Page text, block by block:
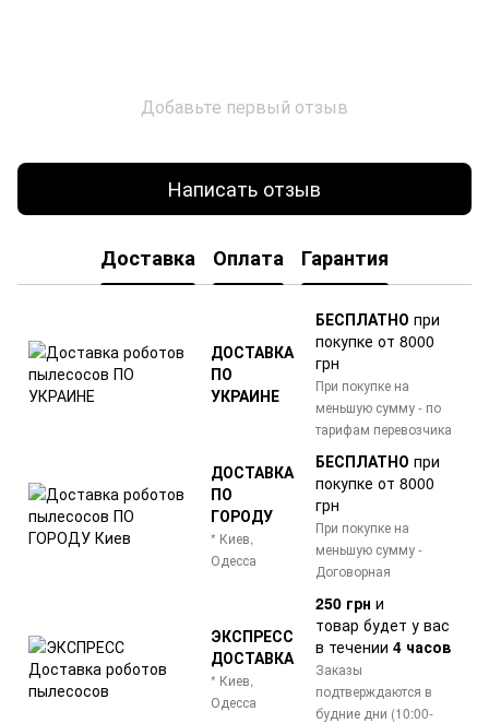
Добавьте первый отзыв
Написать отзыв
Доставка Оплата Гарантия
ДОСТАВКА
ПО
УКРАИНЕ
БЕСПЛАТНО при
покупке от 8000
грн
При покупке на
меньшую сумму - по
тарифам перевозчика
ДОСТАВКА
ПО
ГОРОДУ
* Киев,
Одесса
БЕСПЛАТНО при
покупке от 8000
грн
При покупке на
меньшую сумму -
Договорная
ЭКСПРЕСС
ДОСТАВКА
* Киев,
Одесса
250 грн и
товар будет у вас
в течении 4 часов
Заказы
подтверждаются в
будние дни (10:00-